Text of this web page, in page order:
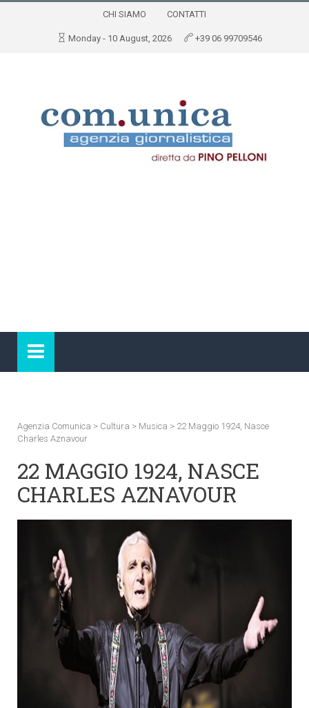
CHI SIAMO CONTATTI
Monday - 10 August, 2026 +39 06 99709546
Agenzia Comunica > Cultura > Musica > 22 Maggio 1924, Nasce
Charles Aznavour
22 MAGGIO 1924, NASCE
CHARLES AZNAVOUR